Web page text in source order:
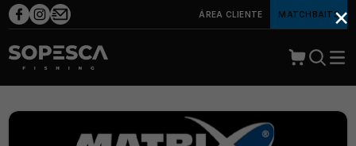
ÁREA CLIENTE MATCHBAITS×